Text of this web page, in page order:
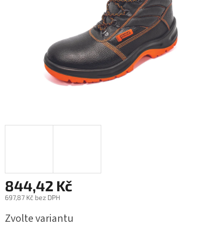
844,42 Kč
697,87 Kč bez DPH
cena:
Zvolte variantu